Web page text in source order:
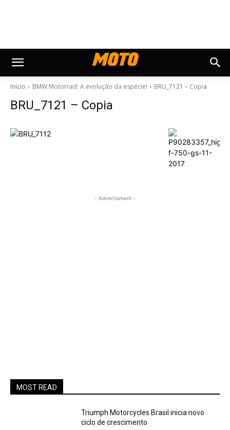
Início BMW Motorrad: A evolução da espécie! BRU_7121 – Copia
BRU_7121 – Copia
- Advertisment -
MOST READ
Triumph Motorcycles Brasil inicia novo
ciclo de crescimento